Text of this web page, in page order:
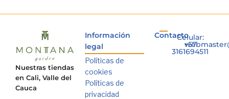
Nuestras tiendas
en Cali, Valle del
Cauca
Información
legal
Políticas de
cookies
Políticas de
privacidad
ContactoCelular:
+57
3161694511